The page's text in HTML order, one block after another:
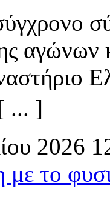
αγώνων
... ]
2026
το